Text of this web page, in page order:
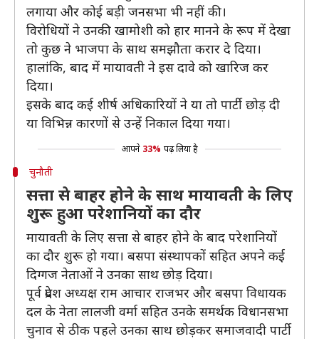
लगाया और कोई बड़ी जनसभा भी नहीं की।
विरोधियों ने उनकी खामोशी को हार मानने के रूप में देखा
तो कुछ ने भाजपा के साथ समझौता करार दे दिया।
हालांकि, बाद में मायावती ने इस दावे को खारिज कर
दिया।
इसके बाद कई शीर्ष अधिकारियों ने या तो पार्टी छोड़ दी
या विभिन्न कारणों से उन्हें निकाल दिया गया।
आपने 33% पढ़ लिया है
चुनौती
सत्ता से बाहर होने के साथ मायावती के लिए
शुरू हुआ परेशानियों का दौर
मायावती के लिए सत्ता से बाहर होने के बाद परेशानियों
का दौर शुरू हो गया। बसपा संस्थापकों सहित अपने कई
दिग्गज नेताओं ने उनका साथ छोड़ दिया।
पूर्व प्रदेश अध्यक्ष राम आचार राजभर और बसपा विधायक
दल के नेता लालजी वर्मा सहित उनके समर्थक विधानसभा
चुनाव से ठीक पहले उनका साथ छोड़कर समाजवादी पार्टी